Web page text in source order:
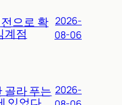
으로 확
계점
2026-
08-06
골라 푸는 2026-